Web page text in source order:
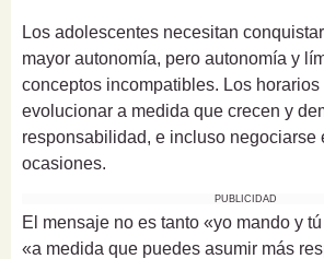
Los adolescentes necesitan
mayor autonomía, pero autonomía y
conceptos incompatibles. Los horarios
evolucionar a medida que crecen y
responsabilidad, e incluso negociarse
ocasiones.
PUBLICIDAD
El mensaje no es tanto «yo mando y
«a medida que puedes asumir más